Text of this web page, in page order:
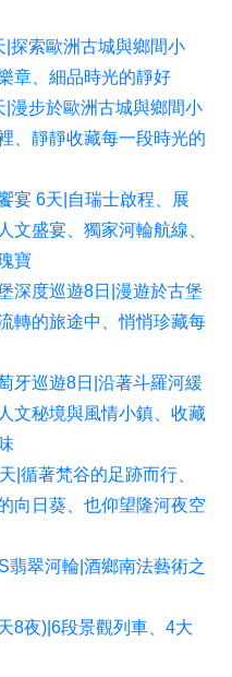
探索歐洲古城與鄉間小
章、細品時光的靜好
漫步於歐洲古城與鄉間小
、靜靜收藏每一段時光的
宴 6天|自瑞士啟程、展
文盛宴、獨家河輪航線、
寶
深度巡遊8日|漫遊於古堡
轉的旅途中、悄悄珍藏每
牙巡遊8日|沿著斗羅河緩
文秘境與風情小鎮、收藏
|循著梵谷的足跡而行、
向日葵、也仰望隆河夜空
翠河輪|酒鄉南法藝術之
8夜)|6段景觀列車、4大